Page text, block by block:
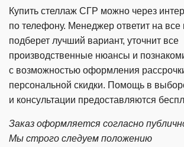
Купить стеллаж СГР можно через
по телефону. Менеджер ответит на
подберет лучший вариант, уточнит все
производственные нюансы и
с возможностью оформления
персональной скидки. Помощь в
и консультации предоставляются
Заказ оформляется согласно
Мы строго следуем положению